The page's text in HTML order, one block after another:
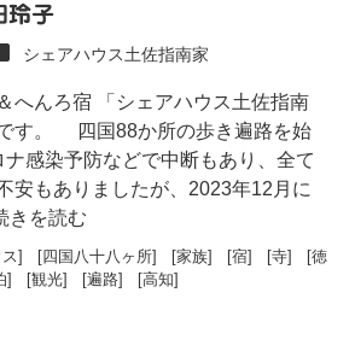
玲子
シェアハウス土佐指南家
へんろ宿 「シェアハウス土佐指南
す。 四国88か所の歩き遍路を始
感染予防などで中断もあり、全て
安もありましたが、2023年12月に
きを読む
ス] [四国八十八ヶ所] [家族] [宿] [寺] [徳
] [観光] [遍路] [高知]